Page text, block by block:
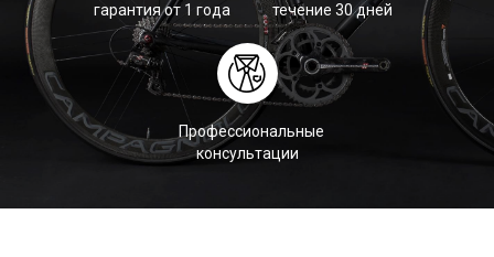
гарантия от 1 года
течение 30 дней
Профессиональные
консультации